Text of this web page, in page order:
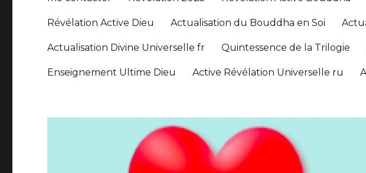
Révélation Active Dieu Actualisation du Bouddha en Soi
Actualisation Divine Universelle fr Quintessence de la Trilogie
Enseignement Ultime Dieu Active Révélation Universelle ru